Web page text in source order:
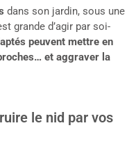
dans son jardin, sous une
grande d’agir par soi-
peuvent mettre en
et aggraver la
le nid par vos